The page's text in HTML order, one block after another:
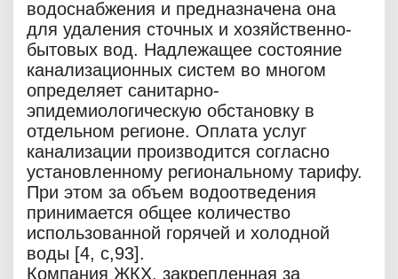
водоснабжения и предназначена она
для удаления сточных и хозяйственно-
бытовых вод. Надлежащее состояние
канализационных систем во многом
определяет санитарно-
эпидемиологическую обстановку в
отдельном регионе. Оплата услуг
канализации производится согласно
установленному региональному тарифу.
При этом за объем водоотведения
принимается общее количество
использованной горячей и холодной
воды [4, c,93].
Компания ЖКХ, закрепленная за